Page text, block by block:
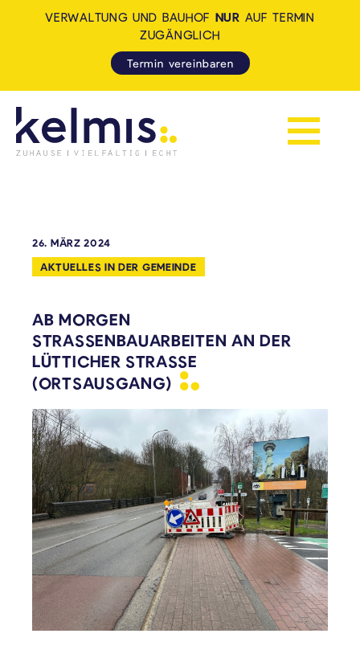
Navigation
VERWALTUNG UND BAUHOF NUR AUF TERMIN
ZUGÄNGLICH
Termin vereinbaren
26. MÄRZ 2024
AKTUELLES IN DER GEMEINDE
AB MORGEN
STRASSENBAUARBEITEN AN DER L
ÜTTICHER STRASSE
(ORTSAUSGANG)